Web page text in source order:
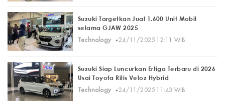
Suzuki Targetkan Jual 1.600 Unit Mobil
selama GJAW 2025
Technology
· 24/11/2025 12:11 WIB
Suzuki Siap Luncurkan Ertiga Terbaru di 2026
Usai Toyota Rilis Veloz Hybrid
Technology
· 24/11/2025 11:43 WIB